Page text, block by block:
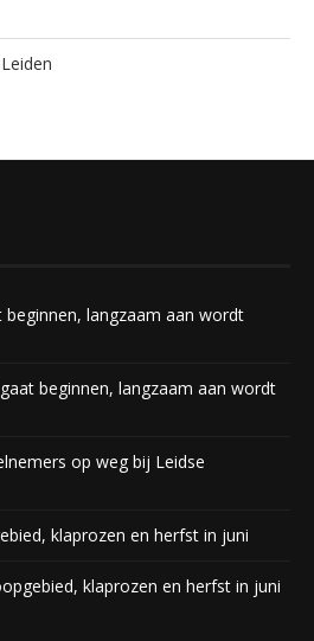
beginnen, langzaam aan wordt
beginnen, langzaam aan wordt
op weg bij Leidse
klaprozen en herfst in juni
klaprozen en herfst in juni